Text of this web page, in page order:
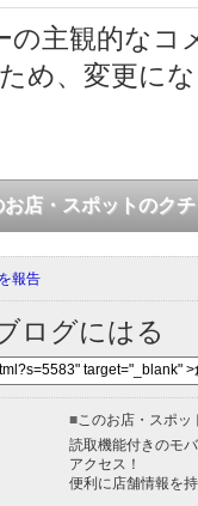
主観的なコ
め、変更に
お店・スポットのク
報告
ログにはる
■ このお店・スポ
読取機能付きのモ
アクセス！
便利に店舗情報を